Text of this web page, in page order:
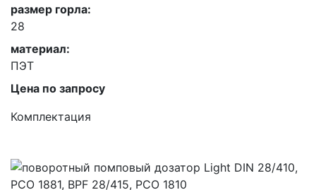
размер горла:
28
материал:
ПЭТ
Цена по запросу
Комплектация